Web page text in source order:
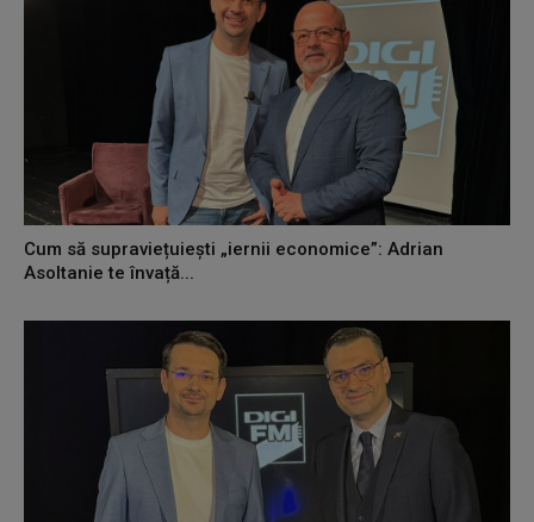
Cum să supraviețuiești „iernii economice”: Adrian
Asoltanie te învață...